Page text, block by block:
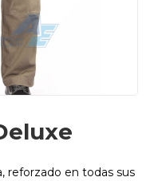
reforzado en todas sus